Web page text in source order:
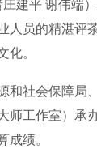
建平 谢伟端
人员的精湛评
化。
和社会保障局
师工作室）承
成绩。